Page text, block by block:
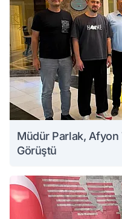
Müdür Parlak, Afyon
Görüştü